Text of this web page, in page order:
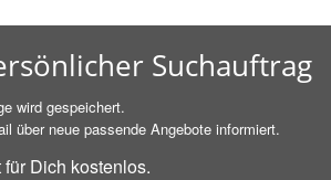
Suchauftrag
wird gespeichert.
über neue passende Angebote informiert.
Dich kostenlos.